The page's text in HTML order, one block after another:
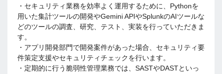
・セキュリティ業務を効率よく運用するために、Pythonを
用いた集計ツールの開発やGemini APIやSplunkのAIツールな
どのツールの調査、研究、テスト、実装を行っていただきま
す。
・アプリ開発部門で開発案件があった場合、セキュリティ要
件策定支援やセキュリティチェックを行います。
・定期的に行う脆弱性管理業務では、SASTやDASTといっ